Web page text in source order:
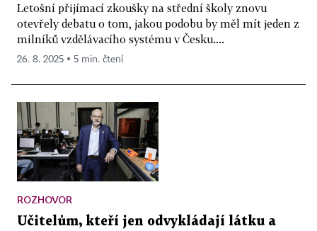
Letošní přijímací zkoušky na střední školy znovu
otevřely debatu o tom, jakou podobu by měl mít jeden z
milníků vzdělávacího systému v Česku....
26. 8. 2025 ▪ 5 min. čtení
ROZHOVOR
Učitelům, kteří jen odvykládají látku a